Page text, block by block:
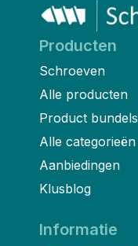
Producten
Schroeven
Alle producten
Product bundels
Alle categorieën
Aanbiedingen
Klusblog
Informatie